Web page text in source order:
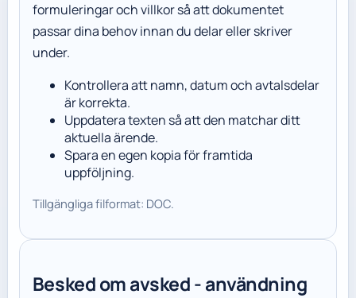
formuleringar och villkor så att dokumentet
passar dina behov innan du delar eller skriver
under.
Kontrollera att namn, datum och avtalsdelar
är korrekta.
Uppdatera texten så att den matchar ditt
aktuella ärende.
Spara en egen kopia för framtida
uppföljning.
Tillgängliga filformat: DOC.
Besked om avsked - användning